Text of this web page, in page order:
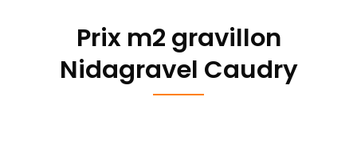
Prix m2 gravillon
Nidagravel Caudry